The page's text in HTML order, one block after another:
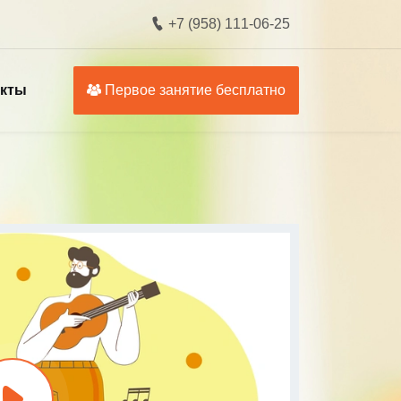
+7 (958) 111-06-25
Первое занятие бесплатно